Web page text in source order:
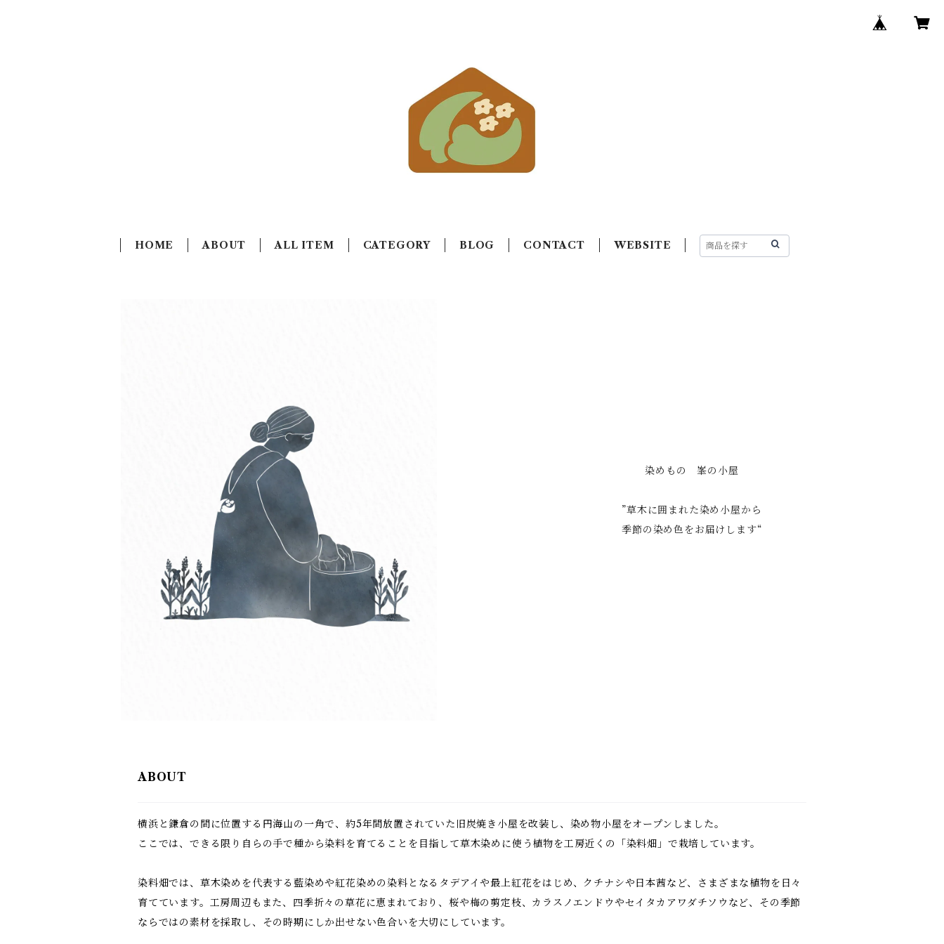
HOME ABOUT ALL ITEM CATEGORY BLOG CONTACT WEBSITE
染めもの 峯の小屋
”草木に囲まれた染め小屋から
季節の染め色をお届けします“
ABOUT
横浜と鎌倉の間に位置する円海山の一角で、約5年間放置されていた旧炭焼き小屋を改装し、染め物小屋をオープンしました。
ここでは、できる限り自らの手で種から染料を育てることを目指して草木染めに使う植物を工房近くの「染料畑」で栽培しています。
染料畑では、草木染めを代表する藍染めや紅花染めの染料となるタデアイや最上紅花をはじめ、クチナシや日本茜など、さまざまな植物を日々
育てています。工房周辺もまた、四季折々の草花に恵まれており、桜や梅の剪定枝、カラスノエンドウやセイタカアワダチソウなど、その季節
ならではの素材を採取し、その時期にしか出せない色合いを大切にしています。